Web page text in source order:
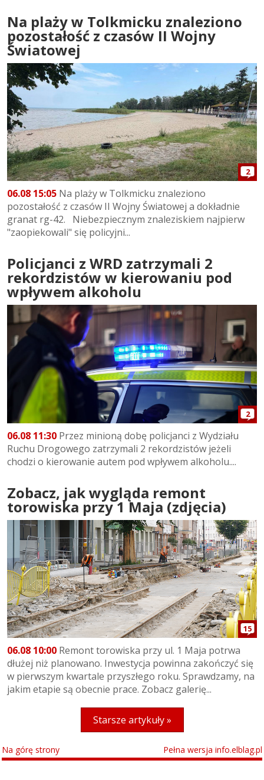
Na plaży w Tolkmicku znaleziono
pozostałość z czasów II Wojny
Światowej
2
06.08 15:05 Na plaży w Tolkmicku znaleziono
pozostałość z czasów II Wojny Światowej a dokładnie
granat rg-42. Niebezpiecznym znaleziskiem najpierw
"zaopiekowali" się policyjni...
Policjanci z WRD zatrzymali 2
rekordzistów w kierowaniu pod
wpływem alkoholu
2
06.08 11:30 Przez minioną dobę policjanci z Wydziału
Ruchu Drogowego zatrzymali 2 rekordzistów jeżeli
chodzi o kierowanie autem pod wpływem alkoholu....
Zobacz, jak wygląda remont
torowiska przy 1 Maja (zdjęcia)
15
06.08 10:00 Remont torowiska przy ul. 1 Maja potrwa
dłużej niż planowano. Inwestycja powinna zakończyć się
w pierwszym kwartale przyszłego roku. Sprawdzamy, na
jakim etapie są obecnie prace. Zobacz galerię...
Starsze artykuły »
Na górę strony Pełna wersja info.elblag.pl